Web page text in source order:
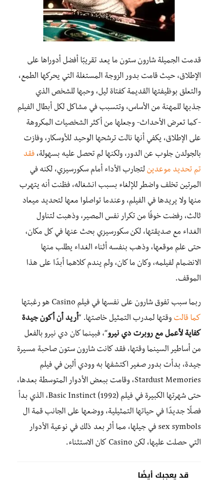
قدمت الجميلة شارون ستون ما يعد تقريبًا أفضل أدوراها على
الإطلاق، حيث قامت بدور الزوجة المستغلة التي يحركها الطمع،
والتعلق بوظيفتها القديمة كفتاة ليل، وحبها للشخص الذي
جذبها للمهنة من الأساس، وتتسبب في مشاكل لكل أبطال الفيلم
-كما تعرض الأحداث- وجعلها من أكثر الشخصيات المكروهة
على الإطلاق، يكفي أنها نالت ترشحها الوحيد للأوسكار، وفازت
بالجولدن جلوب عن الدور، ولكنها لم تحصل عليه بسهولة، فقد
تم تحديد موعدين لتجارب الأداء أمام سكورسيزي، لكنه في
المرتين تخلف واضطر للإلغاء بسبب انشغاله، فظنت أنه يتهرب
منها ولا يريدها في الفيلم، وعندما تواصلوا معها لتحديد ميعاد
ثالث، رفضت خوفًا من تكرار نفس المصير، وذهبت لتناول
الغداء مع صديقتها، لكن سكورسيزي بحث عنها في كل مكان،
حتى علم موقعها، وذهب بنفسه أثناء الغداء يطلب منها
الانضمام لفيلمه، وكان ما كان، ولم يندم كلاهما أبدًا على هذا
الموقف.
ربما سبب تفوق شارون على نفسها في فيلم Casino هو رغبتها
كما قالت وقتها لمدرب التمثيل خاصتها. “أريد أن أكون جيدة
كفاية لأعمل مع روبرت دي نيرو“، فبينما كان دي نيرو بالفعل
من أساطير السينما وقتها، فقد كانت شارون ستون صاحبة مسيرة
جيدة، بدأت بدور صغير اكتشفها به وودي ألين في فيلم
Stardust Memories، وقامت ببعض الأدوار المتوسطة بعدها،
حتى شهرتها الكبيرة في فيلم Basic Instinct (1992)، الذي بدأ
فصلًا جديدًا في حياتها التمثيلية، ووضعها على الجانب قمة ال
sex symbols في جيلها، مما أثر بعد ذلك في نوعية الأدوار
التي حصلت عليها، لكن Casino كان الاستثناء.
قد يعجبك أيضًا